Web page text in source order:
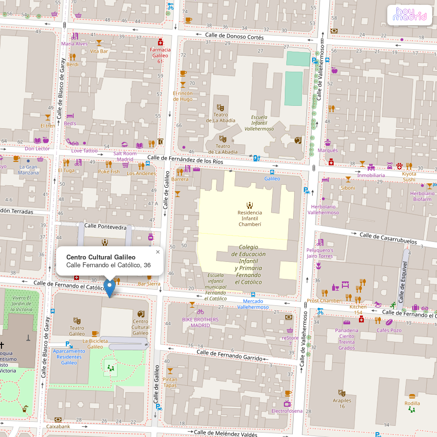
Centro Cultural Galileo
Calle Fernando el Católico, 36
×